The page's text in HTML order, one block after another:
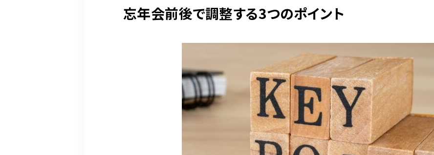
忘年会前後で調整する3つのポイント